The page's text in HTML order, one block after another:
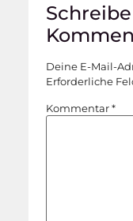
Deine E-Mail-
Erforderliche
Kommentar*